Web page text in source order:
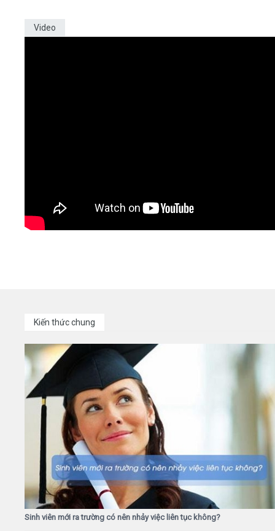
Video
Kiến thức chung
Sinh viên mới ra trường có nên nhảy việc liên tục không?